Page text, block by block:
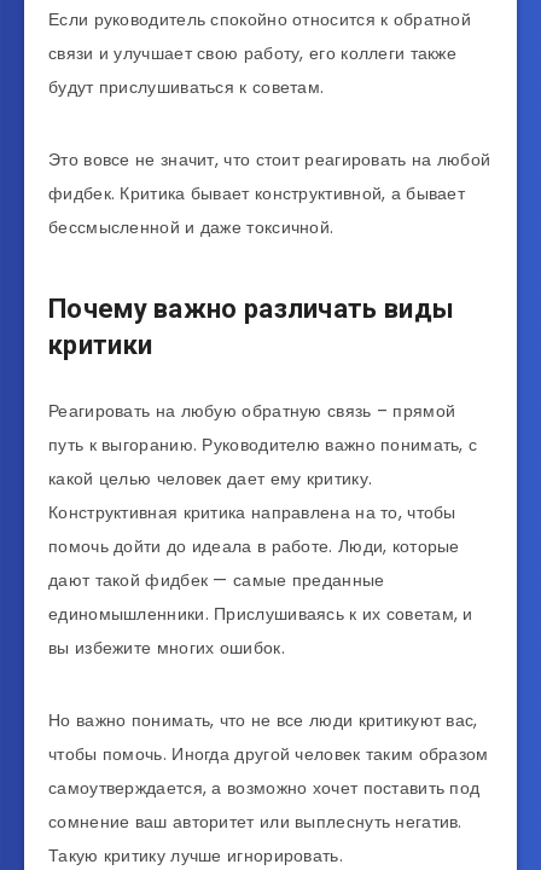
Если руководитель спокойно относится к обратной
связи и улучшает свою работу, его коллеги также
будут прислушиваться к советам.
Это вовсе не значит, что стоит реагировать на любой
фидбек. Критика бывает конструктивной, а бывает
бессмысленной и даже токсичной.
Почему важно различать виды
критики
Реагировать на любую обратную связь – прямой
путь к выгоранию. Руководителю важно понимать, с
какой целью человек дает ему критику.
Конструктивная критика направлена на то, чтобы
помочь дойти до идеала в работе. Люди, которые
дают такой фидбек — самые преданные
единомышленники. Прислушиваясь к их советам, и
вы избежите многих ошибок.
Но важно понимать, что не все люди критикуют вас,
чтобы помочь. Иногда другой человек таким образом
самоутверждается, а возможно хочет поставить под
сомнение ваш авторитет или выплеснуть негатив.
Такую критику лучше игнорировать.